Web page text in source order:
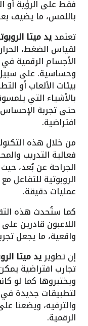
فقط على الرؤية أو
باللمس، ما يضيف
تعتمديد ميتا
لقياس الضغط،
الأجسام الرقمية في
وحساسية. على
بيئات الألعاب أو
بالأشياء التي
حتى تجربة
افتراضية.
من خلال هذه
فعالية التدريب
الجراحة عن بُعد،
الروبوتية للتفاعل مع
عمليات دقيقة.
كما ستُحدث هذه
اللاعبون قادرين
واقعية، ما يجعل
إن تطويريد ميتا
تجارب افتراضية
ويختبروها كما لو
لتطبيقات جديدة في
والترفيه، ويضعنا
الرقمية.